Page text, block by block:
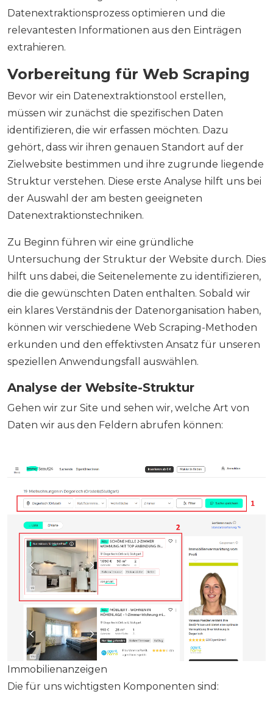
Datenextraktionsprozess optimieren und die
relevantesten Informationen aus den Einträgen
extrahieren.
Vorbereitung für Web Scraping
Bevor wir ein Datenextraktionstool erstellen,
müssen wir zunächst die spezifischen Daten
identifizieren, die wir erfassen möchten. Dazu
gehört, dass wir ihren genauen Standort auf der
Zielwebsite bestimmen und ihre zugrunde liegende
Struktur verstehen. Diese erste Analyse hilft uns bei
der Auswahl der am besten geeigneten
Datenextraktionstechniken.
Zu Beginn führen wir eine gründliche
Untersuchung der Struktur der Website durch. Dies
hilft uns dabei, die Seitenelemente zu identifizieren,
die die gewünschten Daten enthalten. Sobald wir
ein klares Verständnis der Datenorganisation haben,
können wir verschiedene Web Scraping-Methoden
erkunden und den effektivsten Ansatz für unseren
speziellen Anwendungsfall auswählen.
Analyse der Website-Struktur
Gehen wir zur Site und sehen wir, welche Art von
Daten wir aus den Feldern abrufen können:
Immobilienanzeigen
Die für uns wichtigsten Komponenten sind: